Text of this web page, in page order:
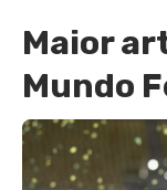
Maior
Mundo